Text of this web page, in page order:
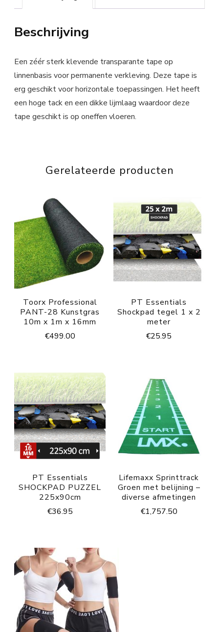
Beschrijving
Een zéér sterk klevende transparante tape op
linnenbasis voor permanente verkleving. Deze tape is
erg geschikt voor horizontale toepassingen. Het heeft
een hoge tack en een dikke lijmlaag waardoor deze
tape geschikt is op oneffen vloeren.
Gerelateerde producten
Toorx Professional
PANT-28 Kunstgras
10m x 1m x 16mm
€499.00
PT Essentials
Shockpad tegel 1 x 2
meter
€25.95
PT Essentials
SHOCKPAD PUZZEL
225x90cm
€36.95
Lifemaxx Sprinttrack
Groen met belijning –
diverse afmetingen
€1,757.50